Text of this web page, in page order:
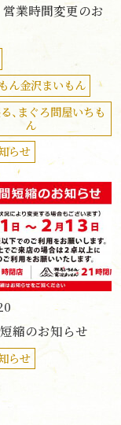
業時間変更のお
ん金沢まいもん
、まぐろ問屋いちも
ん
らせ
縮のお知らせ
らせ